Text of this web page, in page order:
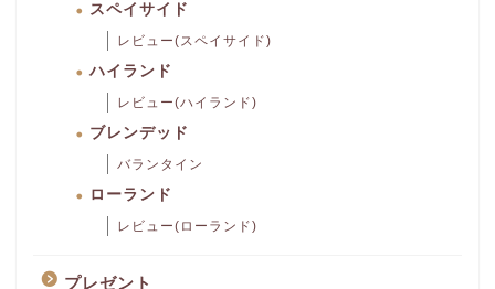
スペイサイド
レビュー(スペイサイド)
ハイランド
レビュー(ハイランド)
ブレンデッド
バランタイン
ローランド
レビュー(ローランド)
プレゼント